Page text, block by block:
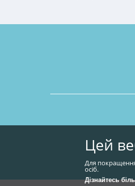
Цей
Для
осіб.
Дізнайтесь